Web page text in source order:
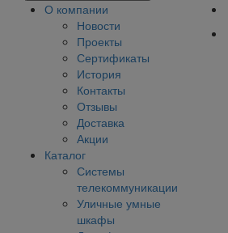
О компании
Новости
Проекты
Сертификаты
История
Контакты
Отзывы
Доставка
Акции
Каталог
Системы
телекоммуникации
Уличные умные
шкафы